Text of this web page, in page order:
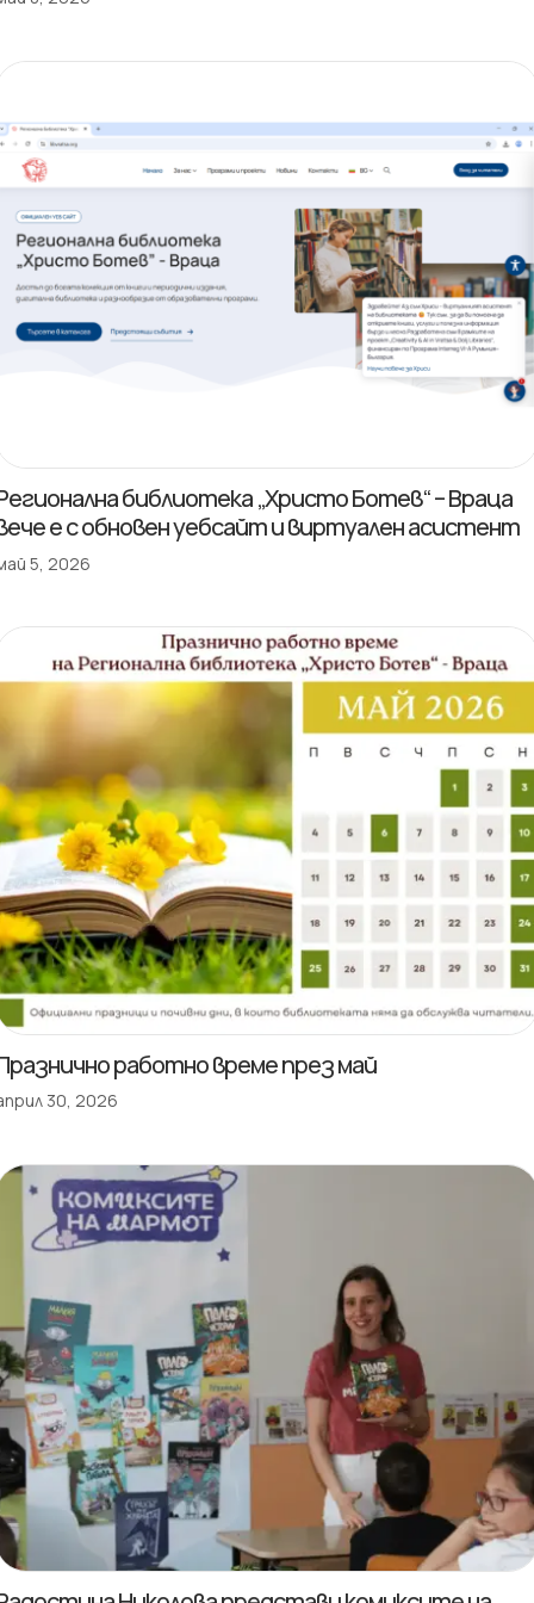
библиотека „Христо Ботев“ – Враца
е с обновен уебсайт и виртуален асистент
5, 2026
работно време през май
30, 2026